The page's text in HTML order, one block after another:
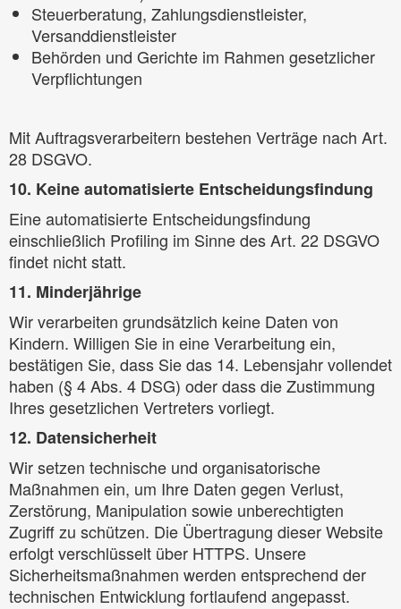
Steuerberatung, Zahlungsdienstleister,
Versanddienstleister
Behörden und Gerichte im Rahmen gesetzlicher
Verpflichtungen
Mit Auftragsverarbeitern bestehen Verträge nach Art.
28 DSGVO.
10. Keine automatisierte Entscheidungsfindung
Eine automatisierte Entscheidungsfindung
einschließlich Profiling im Sinne des Art. 22 DSGVO
findet nicht statt.
11. Minderjährige
Wir verarbeiten grundsätzlich keine Daten von
Kindern. Willigen Sie in eine Verarbeitung ein,
bestätigen Sie, dass Sie das 14. Lebensjahr vollendet
haben (§ 4 Abs. 4 DSG) oder dass die Zustimmung
Ihres gesetzlichen Vertreters vorliegt.
12. Datensicherheit
Wir setzen technische und organisatorische
Maßnahmen ein, um Ihre Daten gegen Verlust,
Zerstörung, Manipulation sowie unberechtigten
Zugriff zu schützen. Die Übertragung dieser Website
erfolgt verschlüsselt über HTTPS. Unsere
Sicherheitsmaßnahmen werden entsprechend der
technischen Entwicklung fortlaufend angepasst.